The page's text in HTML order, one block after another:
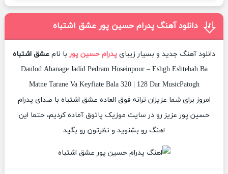
دانلود آهنگ پدرام حسین پور عشق اشتباه
دانلود آهنگ جدید و بسیار زیبای پدرام حسین پور با نام عشق اشتباه
Danlod Ahanage Jadid Pedram Hoseinpour – Eshgh Eshtebah Ba
Matne Tarane Va Keyfiate Bala 320 | 128 Dar MusicPatogh
امروز برای شما عزیزان ترانه فوق العاده عشق اشتباه با صدای پدرام
حسین پور عزیز رو در سایت موزیک پاتوق آماده کردیم، حتما این
اهنگ رو بشنوید و نظرتون رو بگید